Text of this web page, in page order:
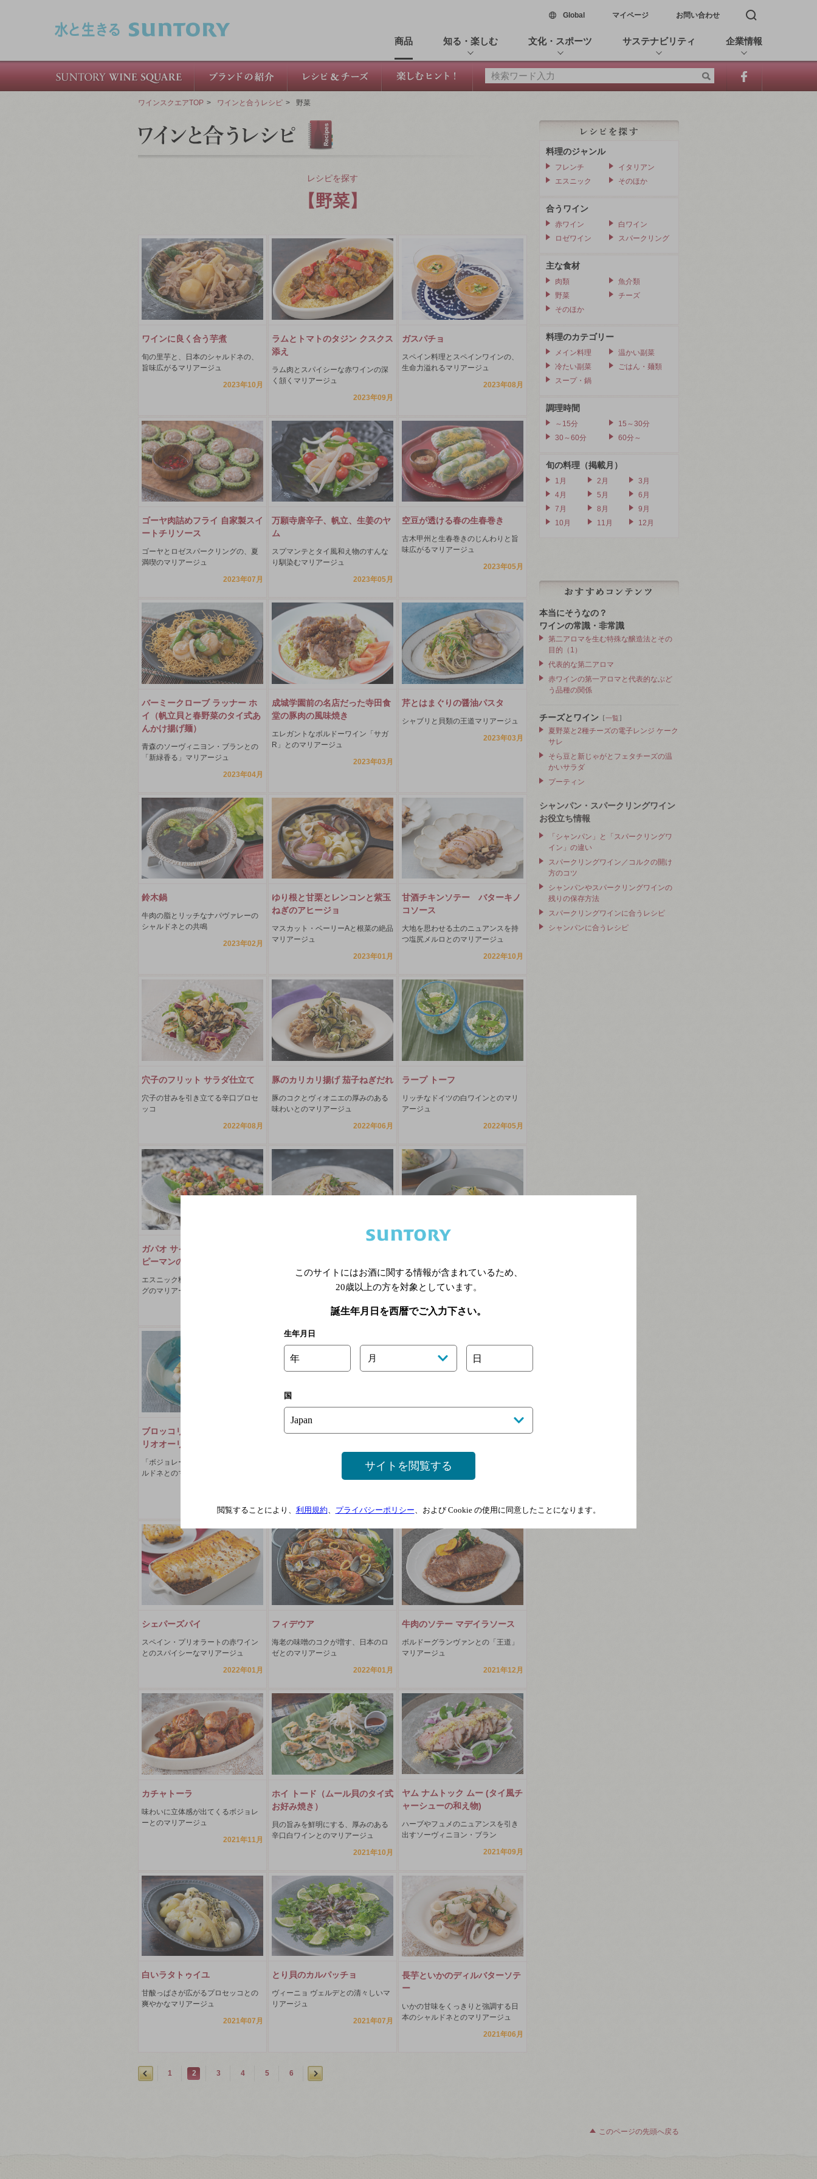
Global新しいウィンドウで開く
マイページ お問い合わせ 検索窓を開く
商品 知る・楽しむ 文化・スポーツ サステナビリティ 企業情報
ワインスクエアTOP > ワインと合うレシピ > 野菜
レシピを探す
【野菜】
ワインに良く合う芋煮
旬の里芋と、日本のシャルドネの、
旨味広がるマリアージュ
2023年10月
ラムとトマトのタジン クスクス
添え
ラム肉とスパイシーな赤ワインの深
く頷くマリアージュ
2023年09月
ガスパチョ
スペイン料理とスペインワインの、
生命力溢れるマリアージュ
2023年08月
ゴーヤ肉詰めフライ 自家製スイ
ートチリソース
ゴーヤとロゼスパークリングの、夏
満喫のマリアージュ
2023年07月
万願寺唐辛子、帆立、生姜のヤ
ム
スプマンテとタイ風和え物のすんな
り馴染むマリアージュ
2023年05月
空豆が透ける春の生春巻き
古木甲州と生春巻きのじんわりと旨
味広がるマリアージュ
2023年05月
バーミークローブ ラッナー ホ
イ（帆立貝と春野菜のタイ式あ
んかけ揚げ麺）
青森のソーヴィニヨン・ブランとの
「新緑香る」マリアージュ
2023年04月
成城学園前の名店だった寺田食
堂の豚肉の風味焼き
エレガントなボルドーワイン「サガ
R」とのマリアージュ
2023年03月
芹とはまぐりの醤油パスタ
シャブリと貝類の王道マリアージュ
2023年03月
鈴木鍋
牛肉の脂とリッチなナパヴァレーの
シャルドネとの共鳴
2023年02月
ゆり根と甘栗とレンコンと紫玉
ねぎのアヒージョ
マスカット・ベーリーAと根菜の絶品
マリアージュ
2023年01月
甘酒チキンソテー バターキノ
コソース
大地を思わせる土のニュアンスを持
つ塩尻メルロとのマリアージュ
2022年10月
穴子のフリット サラダ仕立て
穴子の甘みを引き立てる辛口プロセ
ッコ
2022年08月
豚のカリカリ揚げ 茄子ねぎだれ
豚のコクとヴィオニエの厚みのある
味わいとのマリアージュ
2022年06月
ラープ トーフ
リッチなドイツの白ワインとのマリ
アージュ
2022年05月
ガパオ サイ ピーマン(サラダ用
ピーマンのガパオ詰め)
エスニック料理とロゼスパークリン
グのマリアージュ
牛肉の旨み引き出す、ロゼスパーク
リングワインとのマリアージュ
2022年04月
「とろっと濃い旨」なチリの赤ワイ
ンとのマリアージュ
ブロッコリーの茎といかのアー
リオオーリオ
「ボジョレーの帝王」の繊細なシャ
ルドネとのマリアージュ
鰆と芽キャベツのフリカッセ
南瓜とミニ帆立のココナッツグ
カボチャが、濃く、甘く感じられ
る、カリフォルニアのシャルドネと
シェパーズパイ
スペイン・プリオラートの赤ワイン
とのスパイシーなマリアージュ
2022年01月
フィデウア
海老の味噌のコクが増す、日本のロ
ゼとのマリアージュ
2022年01月
牛肉のソテー マデイラソース
ボルドーグランヴァンとの「王道」
マリアージュ
2021年12月
カチャトーラ
味わいに立体感が出てくるボジョレ
ーとのマリアージュ
2021年11月
ホイ トード（ムール貝のタイ式
お好み焼き）
貝の旨みを鮮明にする、厚みのある
辛口白ワインとのマリアージュ
2021年10月
ヤム ナムトック ムー (タイ風チ
ャーシューの和え物)
ハーブやフュメのニュアンスを引き
出すソーヴィニヨン・ブラン
2021年09月
白いラタトゥイユ
甘酸っぱさが広がるプロセッコとの
爽やかなマリアージュ
2021年07月
とり貝のカルパッチョ
ヴィーニョ ヴェルデとの清々しいマ
リアージュ
2021年07月
長芋といかのディルバターソテ
ー
いかの甘味をくっきりと強調する日
本のシャルドネとのマリアージュ
2021年06月
1 2 3 4 5 6
料理のジャンル
フレンチ
イタリアン
エスニック
そのほか
合うワイン
赤ワイン
白ワイン
ロゼワイン
スパークリング
主な食材
肉類
魚介類
野菜
チーズ
そのほか
料理のカテゴリー
メイン料理
温かい副菜
冷たい副菜
ごはん・麺類
スープ・鍋
調理時間
～15分
15～30分
30～60分
60分～
旬の料理（掲載月）
1月 2月
3月
4月
5月
6月
7月
8月
9月
10月
11月 12月
本当にそうなの？
ワインの常識・非常識
第二アロマを生む特殊な醸造法とその
目的（1）
代表的な第二アロマ
赤ワインの第一アロマと代表的なぶど
う品種の関係
チーズとワイン ［一覧］
夏野菜と2種チーズの電子レンジ ケーク
サレ
そら豆と新じゃがとフェタチーズの温
かいサラダ
プーティン
シャンパン・スパークリングワイン
お役立ち情報
「シャンパン」と「スパークリングワ
イン」の違い
スパークリングワイン／コルクの開け
方のコツ
シャンパンやスパークリングワインの
残りの保存方法
スパークリングワインに合うレシピ
シャンパンに合うレシピ
このページの先頭へ戻る
このサイトにはお酒に関する情報が含まれているため、
20歳以上の方を対象としています。
誕生年月日を西暦でご入力下さい。
生年月日
年 月 日
国
サイトを閲覧する
閲覧することにより、 利用規約、 プライバシーポリシー、および Cookie の使用に同意したことになります。